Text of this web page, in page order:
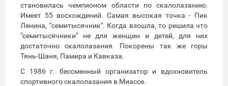
становилась чемпионом области по скалолазанию.
Имеет 55 восхождений. Самая высокая точка - Пик
Ленина, "семитысячник". Когда взошла, то решила что
"семитысячники" не для женщин и детей, для них
достаточно скалолазания. Покорены так же горы
Тянь-Шаня, Памира и Кавказа.
С 1986 г. бессменный организатор и вдохновитель
спортивного скалолазания в Миассе.